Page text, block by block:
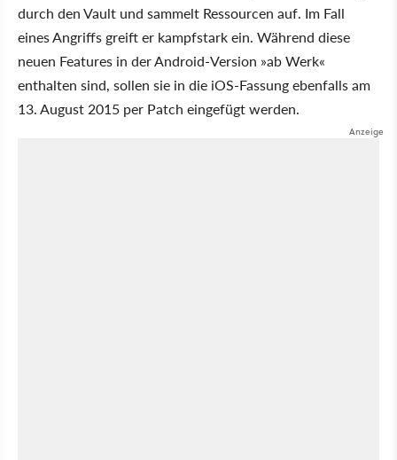
durch den Vault und sammelt Ressourcen auf. Im Fall
eines Angriffs greift er kampfstark ein. Während diese
neuen Features in der Android-Version »ab Werk«
enthalten sind, sollen sie in die iOS-Fassung ebenfalls am
13. August 2015 per Patch eingefügt werden.